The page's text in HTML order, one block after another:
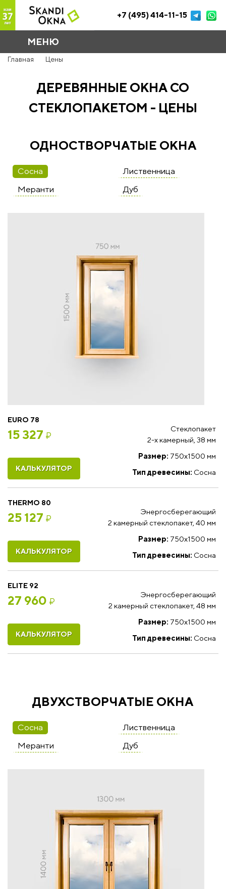
+7 (495) 414-11-15
МЕНЮ
Главная Цены
ДЕРЕВЯННЫЕ ОКНА СО
СТЕКЛОПАКЕТОМ - ЦЕНЫ
ОДНОСТВОРЧАТЫЕ ОКНА
Сосна
Лиственница
Меранти
Дуб
EURO 78
15 327 ₽
Стеклопакет
2-х камерный, 38 мм
Размер: 750x1500 мм
Тип древесины: Сосна
КАЛЬКУЛЯТОР
THERMO 80
25 127 ₽
Энергосберегающий
2 камерный стеклопакет, 40 мм
Размер: 750x1500 мм
Тип древесины: Сосна
КАЛЬКУЛЯТОР
ELITE 92
27 960 ₽
Энергосберегающий
2 камерный стеклопакет, 48 мм
Размер: 750x1500 мм
Тип древесины: Сосна
КАЛЬКУЛЯТОР
ДВУХСТВОРЧАТЫЕ ОКНА
Сосна
Лиственница
Меранти
Дуб